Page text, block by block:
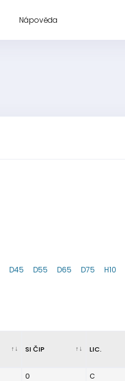
Nápověda
D45 D55 D65 D75 H10
SI ČIP LIC.
0 C